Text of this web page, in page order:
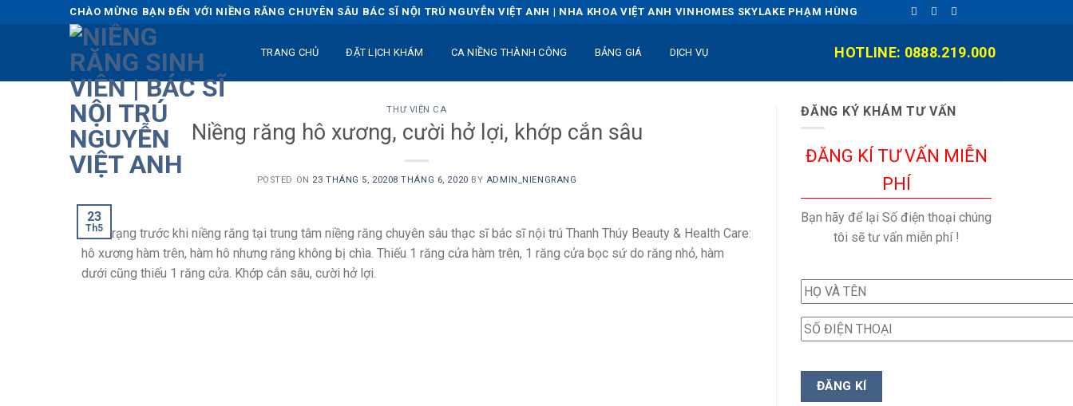
to
CHÀO MỪNG BẠN ĐẾN VỚI NIỀNG RĂNG CHUYÊN SÂU BÁC SĨ NỘI TRÚ NGUYỄN VIỆT ANH | NHA KHOA VIỆT ANH VINHOMES SKYLAKE PHẠM HÙNG
TRANG CHỦ ĐẶT LỊCH KHÁM CA NIỀNG THÀNH CÔNG BẢNG GIÁ DỊCH VỤ HOTLINE: 0888.219.000
THƯ VIỆN CA
Niềng răng hô xương, cười hở lợi, khớp cắn sâu
POSTED ON 23 THÁNG 5, 20208 THÁNG 6, 2020 BY ADMIN_NIENGRANG
23
Th5
Tình trạng trước khi niềng răng tại trung tâm niềng răng chuyên sâu thạc sĩ bác sĩ nội trú Thanh Thúy Beauty & Health Care:
hô xương hàm trên, hàm hô nhưng răng không bị chìa. Thiếu 1 răng cửa hàm trên, 1 răng cửa bọc sứ do răng nhỏ, hàm
dưới cũng thiếu 1 răng cửa. Khớp cắn sâu, cười hở lợi.
ĐĂNG KÝ KHÁM TƯ VẤN
ĐĂNG KÍ TƯ VẤN MIỄN
PHÍ
Bạn hãy để lại Số điện thoại chúng
tôi sẽ tư vấn miễn phí !